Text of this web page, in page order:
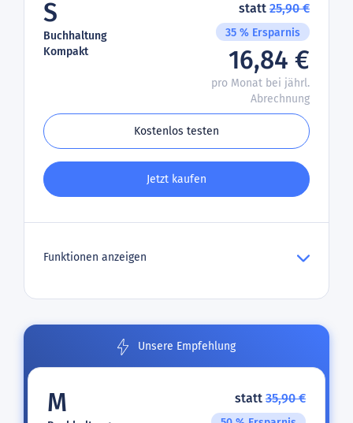
S
Buchhaltung
Kompakt
statt 25,90 €
35 % Ersparnis
16,84 €
pro Monat bei jährl.
Abrechnung
Kostenlos testen
Jetzt kaufen
Funktionen anzeigen
Unsere Empfehlung
M statt 35,90 €